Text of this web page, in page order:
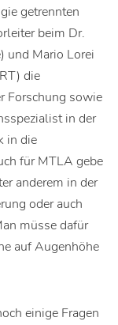
getrennten
beim Dr.
und Mario Lorei
die
Forschung sowie
in der
in die
für MTLA gebe
anderem in der
oder auch
müsse dafür
auf Augenhöhe
einige Fragen